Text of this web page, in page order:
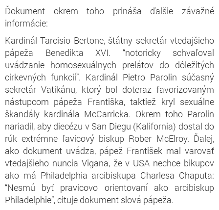
Ďokument okrem toho prináša ďalšie závažné
informácie:
Kardinál Tarcisio Bertone, štátny sekretár vtedajšieho
pápeža Benedikta XVI. “notoricky schvaľoval
uvádzanie homosexuálnych prelátov do dôležitých
cirkevných funkcií”. Kardinál Pietro Parolin súčasný
sekretár Vatikánu, ktorý bol doteraz favorizovaným
nástupcom pápeža Františka, taktiež kryl sexuálne
škandály kardinála McCarricka. Okrem toho Parolin
nariadil, aby diecézu v San Diegu (Kalifornia) dostal do
rúk extrémne ľavicový biskup Rober McElroy. Ďalej,
ako dokument uvádza, pápež František mal varovať
vtedajšieho nuncia Vigana, že v USA nechce bikupov
ako má Philadelphia arcibiskupa Charlesa Chaputa:
“Nesmú byť pravicovo orientovaní ako arcibiskup
Philadelphie”, cituje dokument slová pápeža.